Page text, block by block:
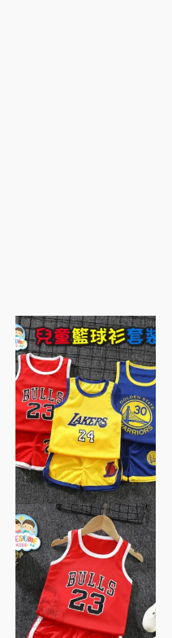
此
產
品
有
多
種
款
式。
可
在
產
品
頁
面
選
擇